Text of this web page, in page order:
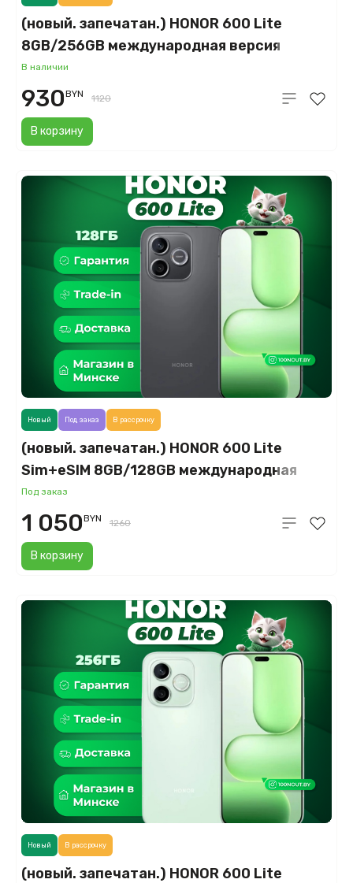
(новый. запечатан.) HONOR 600 Lite
8GB/256GB международная версия
(зеленый)
В наличии
В корзину
930BYN 1120
(новый. запечатан.) HONOR 600 Lite
Sim+eSIM 8GB/128GB международная
версия (вельветовый черный)
Под заказ
В корзину
Новый Под заказ В рассрочку
1 050BYN 1260
(новый. запечатан.) HONOR 600 Lite
Новый В рассрочку